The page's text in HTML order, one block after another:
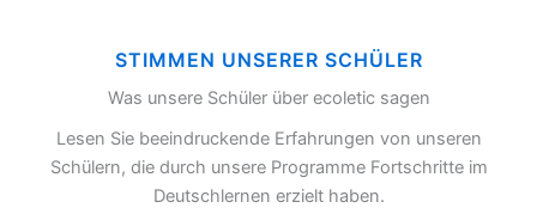
STIMMEN UNSERER SCHÜLER
Was unsere Schüler über ecoletic sagen
Lesen Sie beeindruckende Erfahrungen von unseren
Schülern, die durch unsere Programme Fortschritte im
Deutschlernen erzielt haben.